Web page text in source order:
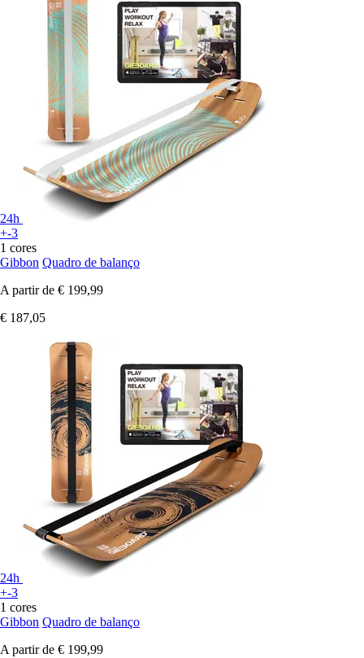
24h
+-3
1 cores
Gibbon Quadro de balanço
A partir de € 199,99
€ 187,05
24h
+-3
1 cores
Gibbon Quadro de balanço
A partir de € 199,99